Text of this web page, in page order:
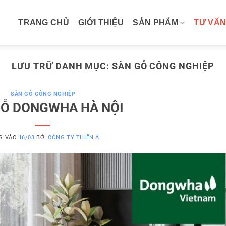
TRANG CHỦ GIỚI THIỆU SẢN PHẨM TƯ
LƯU TRỮ DANH MỤC: SÀN GỖ CÔNG NGHIỆP
SÀN GỖ CÔNG NGHIỆP
DONGWHA HÀ NỘI
VÀO 16/03 BỞICÔNG TY THIÊN Á